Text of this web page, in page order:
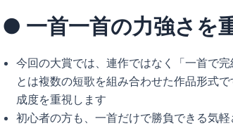
● 一首一首の力強さを
今回の大賞では、連作ではなく「一首で
とは複数の短歌を組み合わせた作品形式
成度を重視します
初心者の方も、一首だけで勝負できる気